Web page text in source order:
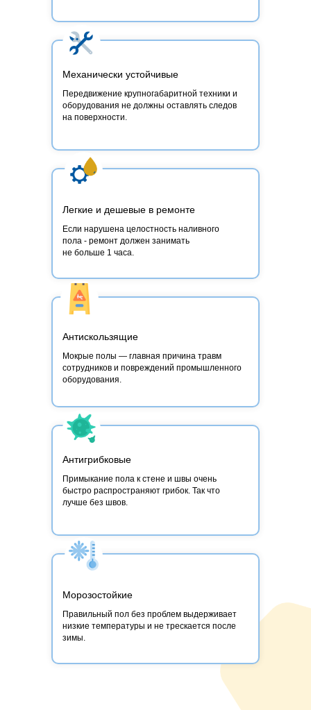
Передвижение крупногабаритной техники и
оборудования не должны оставлять следов
на поверхности.
Механически устойчивые
Если нарушена целостность наливного
пола - ремонт должен занимать
не больше 1 часа.
Легкие и дешевые в ремонте
Мокрые полы — главная причина травм
сотрудников и повреждений промышленного
оборудования.
Антискользящие
Примыкание пола к стене и швы очень
быстро распространяют грибок. Так что
лучше без швов.
Антигрибковые
Правильный пол без проблем выдерживает
низкие температуры и не трескается после
зимы.
Морозостойкие